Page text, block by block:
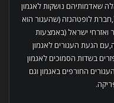
שאדמותיהם נושקות לאגמון
לופטהנזה (שהעגור הוא
ואזרחי ישראל (באמצעות
הגעת העגורים לאגמון
בשדות הסמוכים לאגמון
החורפים באגמון וגם